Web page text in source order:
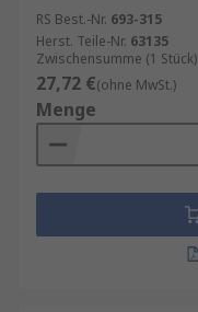
RS Best.-Nr. 693-315
Herst. Teile-Nr. 63135
Zwischensumme (1 Stück)
27,72 €(ohne MwSt.)
Menge